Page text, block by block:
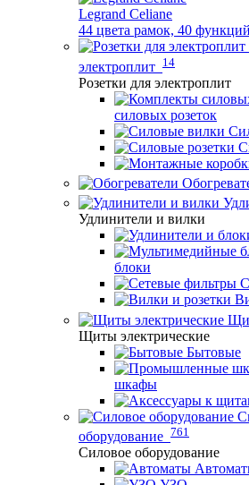
Legrand Celiane
44 цвета рамок, 40
электроплит 14
Розетки для электроплит
силовых розеток
Удлинители и вилки
блоки
Щиты электрические
Бытовые
шкафы
оборудование 761
Силовое оборудование